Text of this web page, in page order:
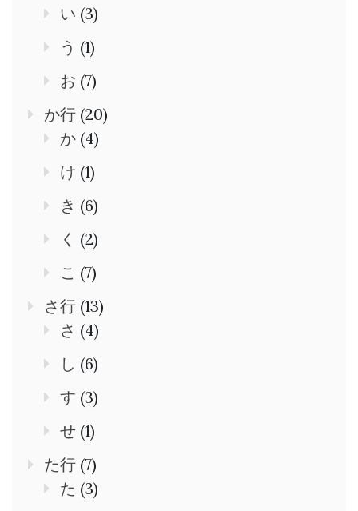
い (3)
う (1)
お (7)
か行 (20)
か (4)
け (1)
き (6)
く (2)
こ (7)
さ行 (13)
さ (4)
し (6)
す (3)
せ (1)
た行 (7)
た (3)